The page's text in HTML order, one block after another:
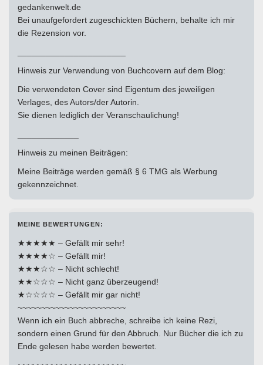
gedankenwelt.de
Bei unaufgefordert zugeschickten Büchern, behalte ich mir
die Rezension vor.
Hinweis zur Verwendung von Buchcovern auf dem Blog:
Die verwendeten Cover sind Eigentum des jeweiligen
Verlages, des Autors/der Autorin.
Sie dienen lediglich der Veranschaulichung!
Hinweis zu meinen Beiträgen:
Meine Beiträge werden gemäß § 6 TMG als Werbung
gekennzeichnet.
MEINE BEWERTUNGEN:
★★★★★ – Gefällt mir sehr!
★★★★☆ – Gefällt mir!
★★★☆☆ – Nicht schlecht!
★★☆☆☆ – Nicht ganz überzeugend!
★☆☆☆☆ – Gefällt mir gar nicht!
~~~~~~~~~~~~~~~~~~~~~~~
Wenn ich ein Buch abbreche, schreibe ich keine Rezi,
sondern einen Grund für den Abbruch. Nur Bücher die ich zu
Ende gelesen habe werden bewertet.